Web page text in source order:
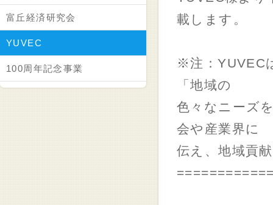
富丘経済研究会
YUVEC
100周年記念事業
載します。
※注：YUVEC
「地域の
色々なニーズ
会や産業界に
伝え、地域貢